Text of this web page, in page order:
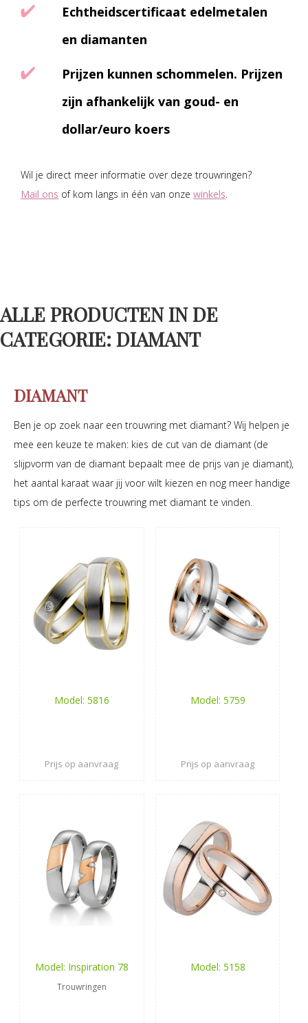
Echtheidscertificaat edelmetalen
en diamanten
Prijzen kunnen schommelen. Prijzen
zijn afhankelijk van goud- en
dollar/euro koers
Wil je direct meer informatie over deze trouwringen?
Mail ons of kom langs in één van onze winkels.
ALLE PRODUCTEN IN DE
CATEGORIE: DIAMANT
DIAMANT
Ben je op zoek naar een trouwring met diamant? Wij helpen je
mee een keuze te maken: kies de cut van de diamant (de
slijpvorm van de diamant bepaalt mee de prijs van je diamant),
het aantal karaat waar jij voor wilt kiezen en nog meer handige
tips om de perfecte trouwring met diamant te vinden.
Model: 5816
Prijs op aanvraag
Model: 5759
Prijs op aanvraag
Model: Inspiration 78
Trouwringen
Model: 5158